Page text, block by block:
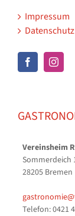
Impressum
Datenschutz
Vereinsheim
Sommerdeich
28205 Bremen
Telefon: 0421